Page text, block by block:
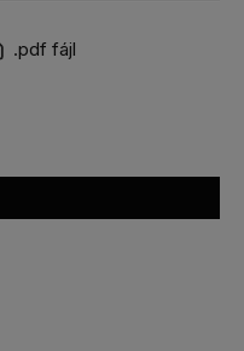
.pdf fájl